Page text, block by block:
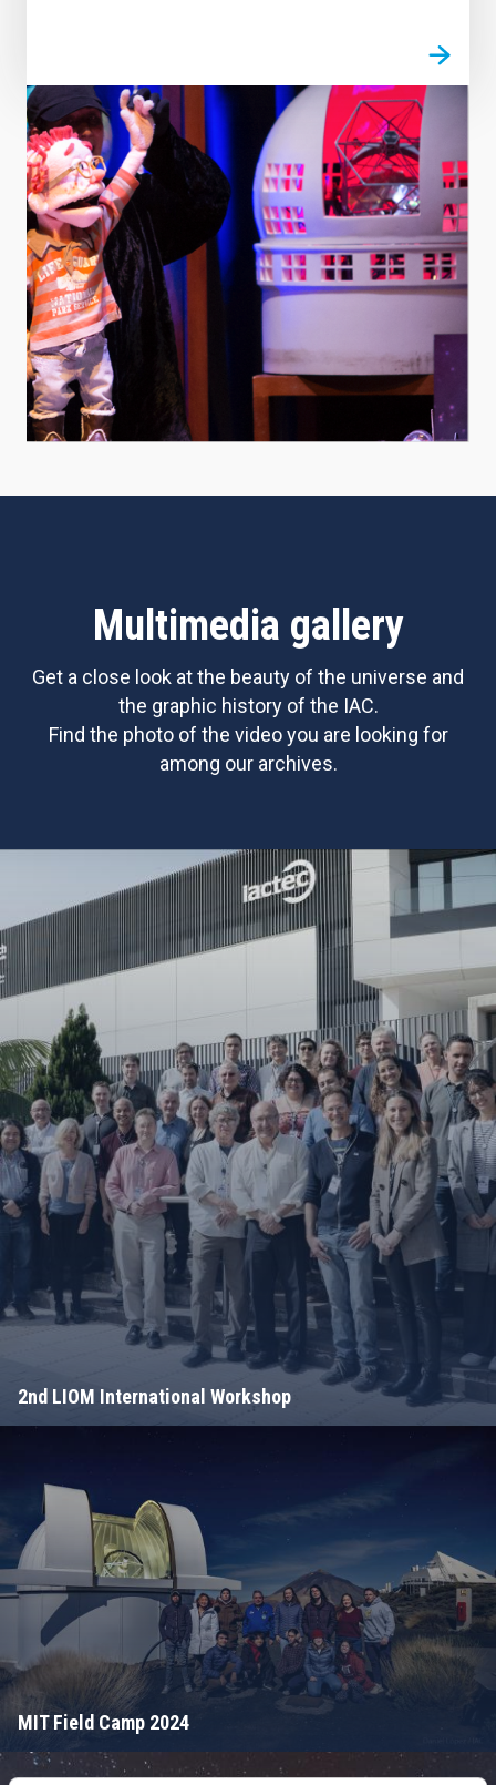
Multimedia gallery
Get a close look at the beauty of the universe and
the graphic history of the IAC.
Find the photo of the video you are looking for
among our archives.
2nd LIOM International Workshop
MIT Field Camp 2024